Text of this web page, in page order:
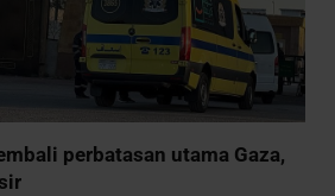
perbatasan utama Gaza,